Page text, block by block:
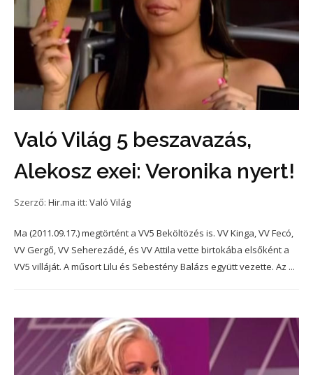
Való Világ 5 beszavazás,
Alekosz exei: Veronika nyert!
Szerző: Hir.ma itt: Való Világ
Ma (2011.09.17.) megtörtént a VV5 Beköltözés is. VV Kinga, VV Fecó,
VV Gergő, VV Seherezádé, és VV Attila vette birtokába elsőként a
VV5 villáját. A műsort Lilu és Sebestény Balázs együtt vezette. Az ...